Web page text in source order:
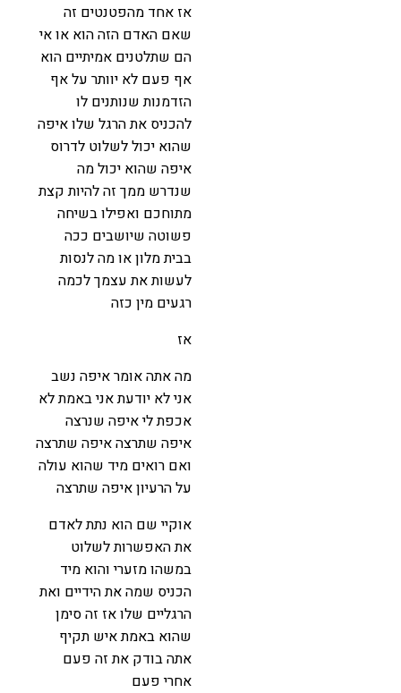
אז אחד מהפטנטים זה
שאם האדם הזה הוא או אי
הם שתלטנים אמיתיים הוא
אף פעם לא יוותר על אף
הזדמנות שנותנים לו
להכניס את הרגל שלו איפה
שהוא יכול לשלוט לדרוס
איפה שהוא יכול מה
שנדרש ממך זה להיות קצת
מתוחכם ואפילו בשיחה
פשוטה שיושבים ככה
בבית מלון או מה לנסות
לעשות את עצמך לכמה
רגעים מין כזה
אז
מה אתה אומר איפה נשב
אני לא יודעת אני באמת לא
אכפת לי איפה שנרצה
איפה שתרצה איפה שתרצה
ואם רואים מיד שהוא עולה
על הרעיון איפה שתרצה
אוקיי שם הוא נתת לאדם
את האפשרות לשלוט
במשהו מזערי והוא מיד
הכניס שמה את הידיים ואת
הרגליים שלו אז זה סימן
שהוא באמת איש תקיף
אתה בודק את זה פעם
אחרי פעם